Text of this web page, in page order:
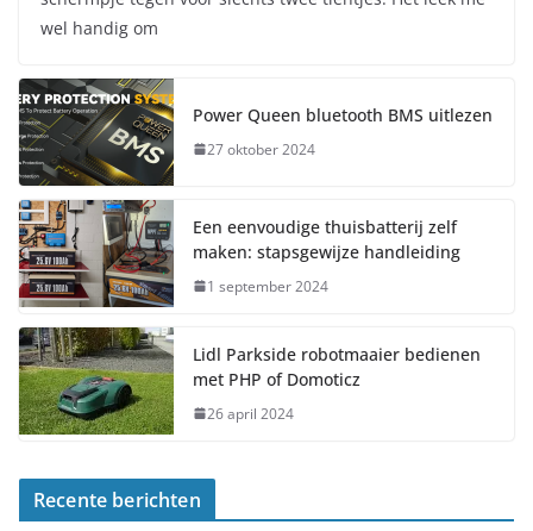
wel handig om
Power Queen bluetooth BMS uitlezen
27 oktober 2024
Een eenvoudige thuisbatterij zelf
maken: stapsgewijze handleiding
1 september 2024
Lidl Parkside robotmaaier bedienen
met PHP of Domoticz
26 april 2024
Recente berichten